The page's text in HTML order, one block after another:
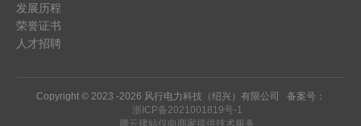
发展历程
荣誉证书
人才招聘
Copyright © 2023 -2026 风行电力科技（绍兴）有限公司 备案号：
浙ICP备2021001819号-1
腾云建站仅向商家提供技术服务